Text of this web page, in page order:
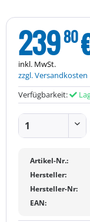
23980
inkl. MwSt.
zzgl. Versandkosten
Verfügbarkeit:
Artikel-Nr.:
Hersteller:
Hersteller-Nr:
EAN: